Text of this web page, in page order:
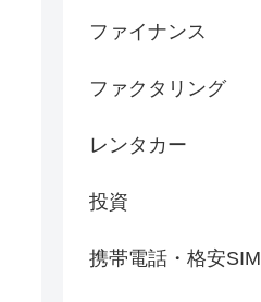
ファイナンス
ファクタリング
レンタカー
投資
携帯電話・格安SIM